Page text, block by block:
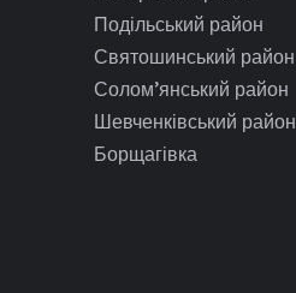
Подільський район
Святошинський район
Солом’янський район
Шевченківський район
Борщагівка